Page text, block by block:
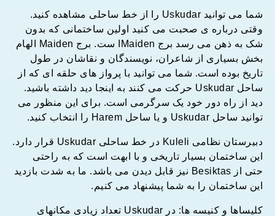
شما می توانید Uskudar را از خط ساحلی مشاهده کنید.
وقتی درباره ی صحبت می کنید اولین ساختمانی که بدون
شک به ذهن می رسد برج Maidenا ست. برج Maiden الهام
بخش بسیاری از شاعران، نویسندگان و نقاشان در طول
تاریخ بوده است. شما می توانید با پرواز های حلقه ای که از
ساحل Uskudar حرکت می کنند به اینجا دید داشته باشید.
دید از راه دور خود یک سرگرمی است. برای این منظور می
توانید ساحل Uskudar و یا ساحل Harem را انتخاب کنید.
دبیرستان نظامی Kuleli در خط ساحلی Uskudar قرار دارد.
این ساختمان بسیار تاریخی و با ابهت است که به راحتی
حتی از Besiktas نیز قابل دیدن می باشد. ما به شدت بازدید
این ساختمان را به شما پیشنهاد می کنیم.
کلیساها و کنیسه ها: در Uskudar تعداد زیادی مکانهای